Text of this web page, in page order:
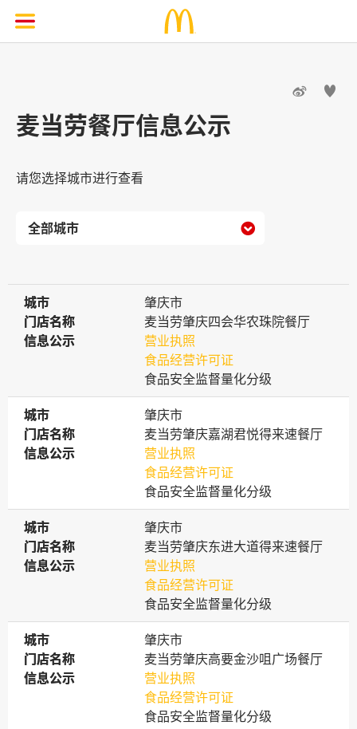
 
麦当劳餐厅信息公示
请您选择城市进行查看

城市
城市
肇庆市
门店名称
门店名称
麦当劳肇庆四会华农珠院餐厅
信息公示
信息公示
营业执照
食品经营许可证
食品安全监督量化分级
城市
城市
肇庆市
门店名称
门店名称
麦当劳肇庆嘉湖君悦得来速餐厅
信息公示
信息公示
营业执照
食品经营许可证
食品安全监督量化分级
城市
城市
肇庆市
门店名称
门店名称
麦当劳肇庆东进大道得来速餐厅
信息公示
信息公示
营业执照
食品经营许可证
食品安全监督量化分级
城市
城市
肇庆市
门店名称
门店名称
麦当劳肇庆高要金沙咀广场餐厅
信息公示
信息公示
营业执照
食品经营许可证
食品安全监督量化分级